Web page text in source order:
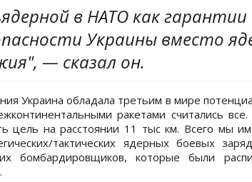
в НАТО как гарантии
Украины вместо
— сказал он.
Украина обладала третьим в мире
ракетами считались
цель на расстоянии 11 тыс км. Всего мы
тактических ядерных боевых
бомбардировщиков, которые были